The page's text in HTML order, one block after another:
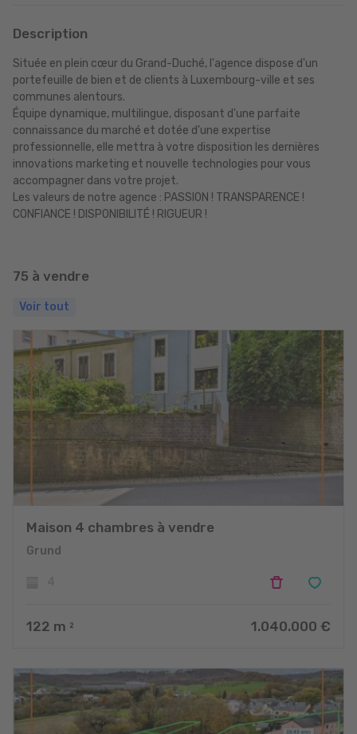
Description
Située en plein cœur du Grand-Duché, l'agence dispose d'un
portefeuille de bien et de clients à Luxembourg-ville et ses
communes alentours.
Équipe dynamique, multilingue, disposant d'une parfaite
connaissance du marché et dotée d'une expertise
professionnelle, elle mettra à votre disposition les dernières
innovations marketing et nouvelle technologies pour vous
accompagner dans votre projet.
Les valeurs de notre agence : PASSION ! TRANSPARENCE !
CONFIANCE ! DISPONIBILITÉ ! RIGUEUR !
75 à vendre
Voir tout
Maison 4 chambres à vendre
Grund
122 m 2 1.040.000 €